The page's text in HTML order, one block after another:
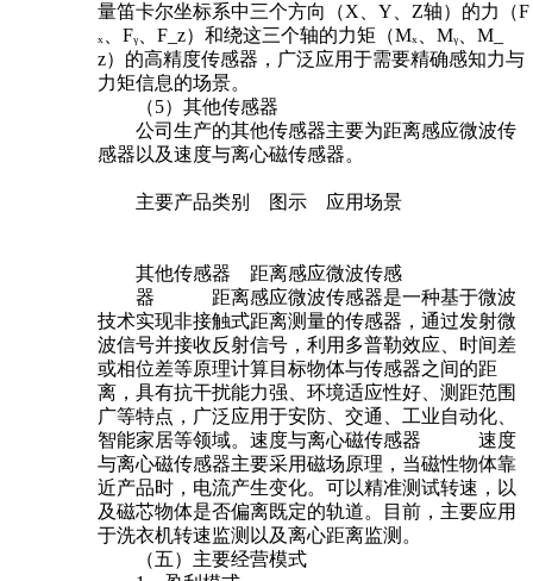
量笛卡尔坐标系中三个方向（X、Y、Z轴）的力（F
ₓ、Fᵧ、F_z）和绕这三个轴的力矩（Mₓ、Mᵧ、M_
z）的高精度传感器，广泛应用于需要精确感知力与
力矩信息的场景。
（5）其他传感器
公司生产的其他传感器主要为距离感应微波传
感器以及速度与离心磁传感器。
主要产品类别 图示 应用场景
其他传感器 距离感应微波传感
器 距离感应微波传感器是一种基于微波
技术实现非接触式距离测量的传感器，通过发射微
波信号并接收反射信号，利用多普勒效应、时间差
或相位差等原理计算目标物体与传感器之间的距
离，具有抗干扰能力强、环境适应性好、测距范围
广等特点，广泛应用于安防、交通、工业自动化、
智能家居等领域。速度与离心磁传感器 速度
与离心磁传感器主要采用磁场原理，当磁性物体靠
近产品时，电流产生变化。可以精准测试转速，以
及磁芯物体是否偏离既定的轨道。目前，主要应用
于洗衣机转速监测以及离心距离监测。
（五）主要经营模式